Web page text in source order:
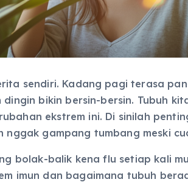
sendiri. Kadang pagi terasa
bikin bersin-bersin. Tubuh
ekstrem ini. Di sinilah
gampang tumbang meski
bolak-balik kena flu setiap kali
imun dan bagaimana tubuh